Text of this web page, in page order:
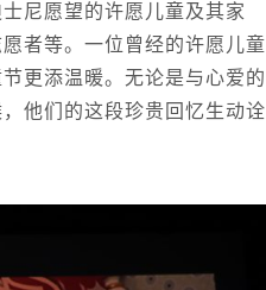
尼愿望的许愿儿童及其家
者等。一位曾经的许愿儿童
更添温暖。无论是与心爱的
他们的这段珍贵回忆生动诠